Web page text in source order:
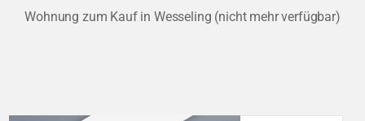
Wohnung zum Kauf in Wesseling (nicht mehr verfügbar)